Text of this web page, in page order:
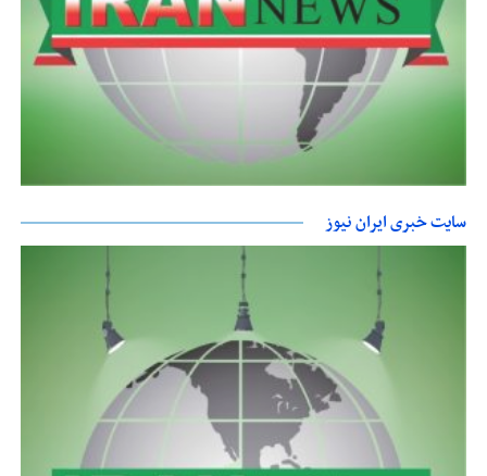
سایت خبری ایران نیوز